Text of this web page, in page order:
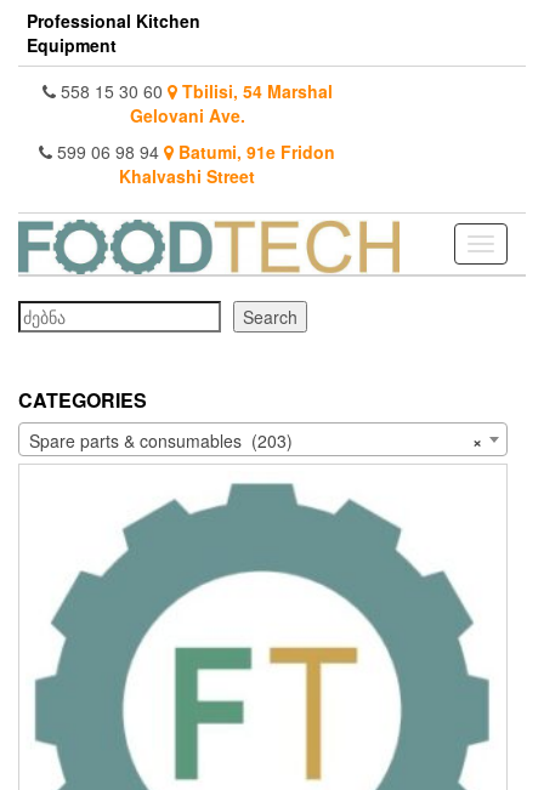
Skip
the
content
Professional Kitchen
Equipment
558 15 30 60
Tbilisi, 54 Marshal
Gelovani Ave.
599 06 98 94
Batumi, 91e Fridon
Khalvashi Street
Toggle
Search
Search
CATEGORIES
×
Spare parts & consumables (203)